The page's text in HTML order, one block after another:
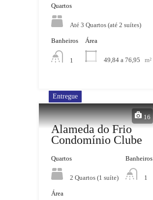
Quartos
Até 3 Quartos (até 2 suítes)
Banheiros
1
Área
49,84 a 76,95 m²
16
Entregue
Alameda do Frio
Condomínio Clube
Quartos
2 Quartos (1 suíte)
Banheiros
1
Área